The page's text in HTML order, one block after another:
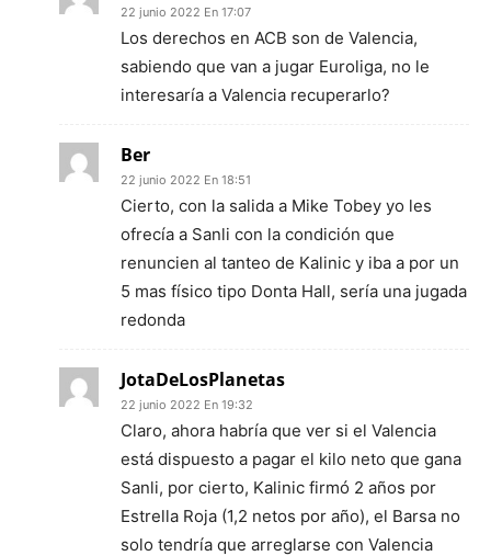
22 junio 2022 En 17:07
Los derechos en ACB son de Valencia,
sabiendo que van a jugar Euroliga, no le
interesaría a Valencia recuperarlo?
Ber
22 junio 2022 En 18:51
Cierto, con la salida a Mike Tobey yo les
ofrecía a Sanli con la condición que
renuncien al tanteo de Kalinic y iba a por un
5 mas físico tipo Donta Hall, sería una jugada
redonda
JotaDeLosPlanetas
22 junio 2022 En 19:32
Claro, ahora habría que ver si el Valencia
está dispuesto a pagar el kilo neto que gana
Sanli, por cierto, Kalinic firmó 2 años por
Estrella Roja (1,2 netos por año), el Barsa no
solo tendría que arreglarse con Valencia